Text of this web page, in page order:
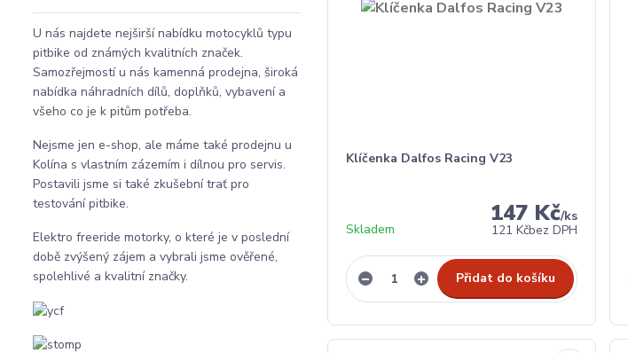
Klíčenka Dalfos Racing V23
147 Kč/ks
121 Kčbez DPH
Skladem
Přidat do košíku
U nás najdete nejširší nabídku motocyklů typu
pitbike od známých kvalitních značek.
Samozřejmostí u nás kamenná prodejna, široká
nabídka náhradních dílů, doplňků, vybavení a
všeho co je k pitům potřeba.
Nejsme jen e-shop, ale máme také prodejnu u
Kolína s vlastním zázemím i dílnou pro servis.
Postavili jsme si také zkušební trať pro
testování pitbike.
Elektro freeride motorky, o které je v poslední
době zvýšený zájem a vybrali jsme ověřené,
spolehlivé a kvalitní značky.